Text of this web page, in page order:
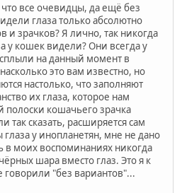
все очевидцы, да ещё без
глаза только абсолютно
и зрачков? Я лично, так никогда
у кошек видели? Они всегда у
на данный момент в
это вам известно, но
настолько, что заполняют
их глаза, которое нам
кошачьего зрачка
так сказать, расширяется сам
глаза у инопланетян, мне не дано
в моих воспоминаниях никогда
шара вместо глаз. Это я к
говорили "без вариантов"...